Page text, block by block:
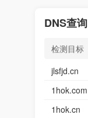
DNS查询
检测目标
jlsfjd.cn
1hok.com
1hok.cn